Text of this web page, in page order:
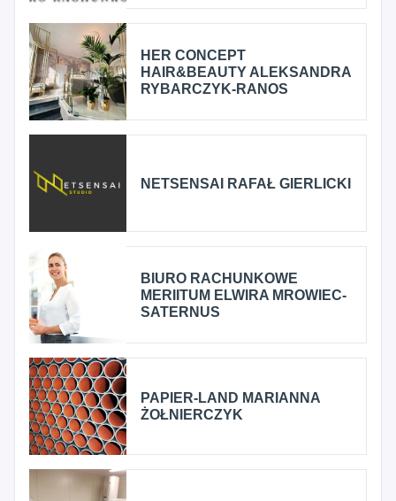
HER CONCEPT
HAIR&BEAUTY ALEKSANDRA
RYBARCZYK-RANOS
NETSENSAI RAFAŁ GIERLICKI
BIURO RACHUNKOWE
MERIITUM ELWIRA MROWIEC-
SATERNUS
PAPIER-LAND MARIANNA
ŻOŁNIERCZYK